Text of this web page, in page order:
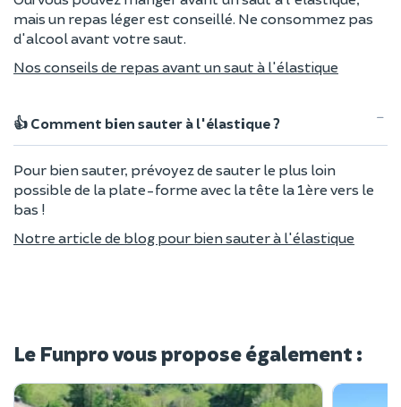
mais un repas léger est conseillé. Ne consommez pas
d'alcool avant votre saut.
Nos conseils de repas avant un saut à l'élastique
👍 Comment bien sauter à l'élastique ?
Pour bien sauter, prévoyez de sauter le plus loin
possible de la plate-forme avec la tête la 1ère vers le
bas !
Notre article de blog pour bien sauter à l'élastique
Le Funpro vous propose également :